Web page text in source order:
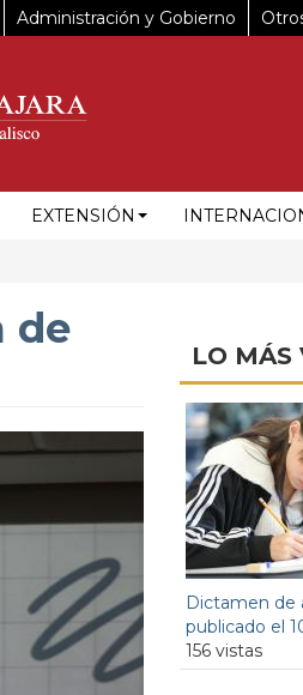
Administración y Gobierno
EXTENSIÓN
de
LO MÁS
Dictamen de
publicado el
156 vistas